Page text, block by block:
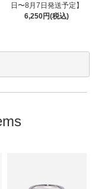
日〜8月7日発送予定】
6,250円(税込)